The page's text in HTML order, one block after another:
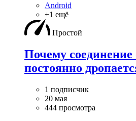
Android
+1 ещё
Простой
Почему
постоянно
1 подписчик
20 мая
444 просмотра